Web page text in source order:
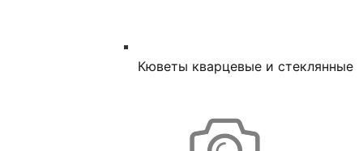
Кюветы кварцевые и стеклянные